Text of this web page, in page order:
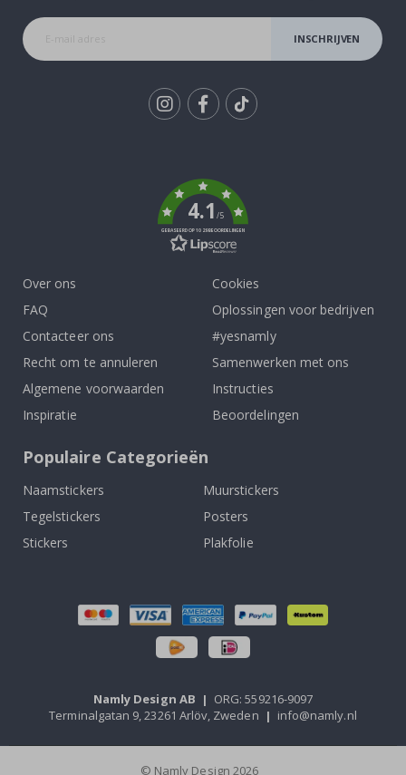
INSCHRIJVEN
4.1/5
GEBASEERD OP 1029 BEOORDELINGEN
Over ons
FAQ
Contacteer ons
Recht om te annuleren
Algemene voorwaarden
Inspiratie
Cookies
Oplossingen voor bedrijven
#yesnamly
Samenwerken met ons
Instructies
Beoordelingen
Populaire Categorieën
Naamstickers
Muurstickers
Tegelstickers
Posters
Stickers
Plakfolie
Namly Design AB | ORG: 559216-9097
Terminalgatan 9, 23261 Arlöv, Zweden | info@namly.nl
© Namly Design 2026